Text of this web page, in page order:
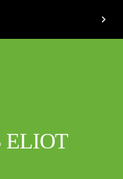
chevron_right
ELIOT